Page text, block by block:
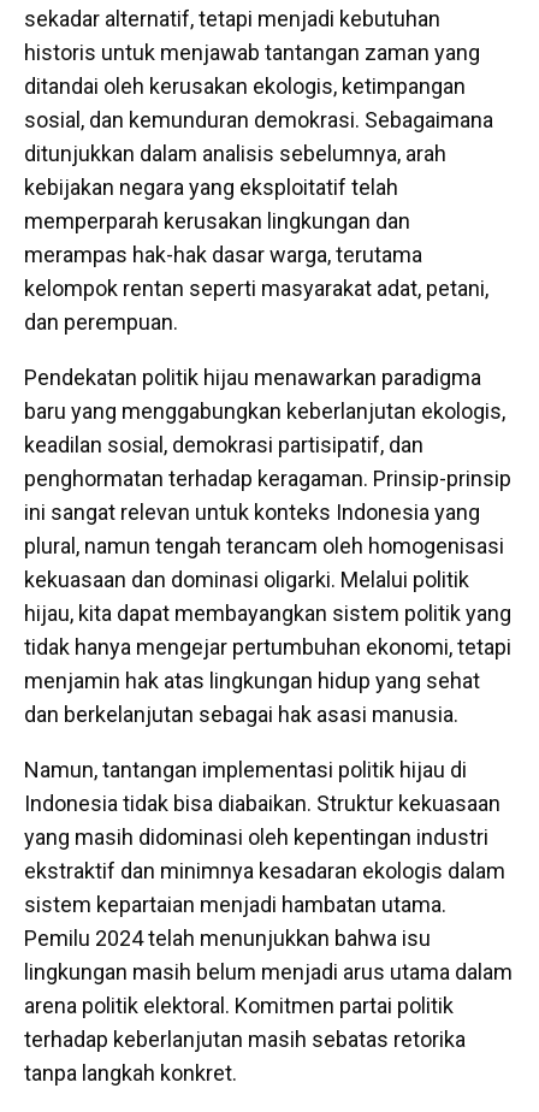
sekadar alternatif, tetapi menjadi kebutuhan
historis untuk menjawab tantangan zaman yang
ditandai oleh kerusakan ekologis, ketimpangan
sosial, dan kemunduran demokrasi. Sebagaimana
ditunjukkan dalam analisis sebelumnya, arah
kebijakan negara yang eksploitatif telah
memperparah kerusakan lingkungan dan
merampas hak-hak dasar warga, terutama
kelompok rentan seperti masyarakat adat, petani,
dan perempuan.
Pendekatan politik hijau menawarkan paradigma
baru yang menggabungkan keberlanjutan ekologis,
keadilan sosial, demokrasi partisipatif, dan
penghormatan terhadap keragaman. Prinsip-prinsip
ini sangat relevan untuk konteks Indonesia yang
plural, namun tengah terancam oleh homogenisasi
kekuasaan dan dominasi oligarki. Melalui politik
hijau, kita dapat membayangkan sistem politik yang
tidak hanya mengejar pertumbuhan ekonomi, tetapi
menjamin hak atas lingkungan hidup yang sehat
dan berkelanjutan sebagai hak asasi manusia.
Namun, tantangan implementasi politik hijau di
Indonesia tidak bisa diabaikan. Struktur kekuasaan
yang masih didominasi oleh kepentingan industri
ekstraktif dan minimnya kesadaran ekologis dalam
sistem kepartaian menjadi hambatan utama.
Pemilu 2024 telah menunjukkan bahwa isu
lingkungan masih belum menjadi arus utama dalam
arena politik elektoral. Komitmen partai politik
terhadap keberlanjutan masih sebatas retorika
tanpa langkah konkret.